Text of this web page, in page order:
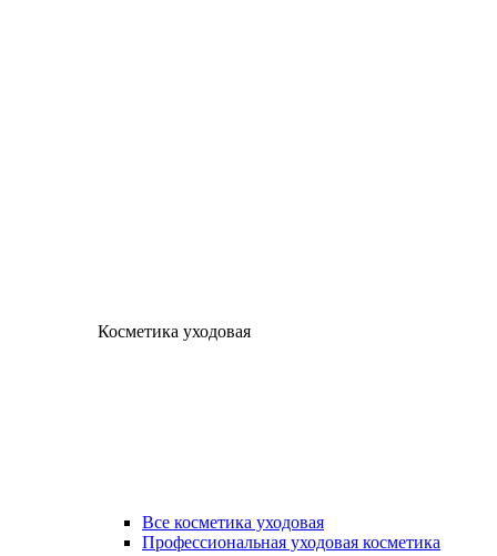
Косметика уходовая
Все косметика уходовая
Профессиональная уходовая косметика